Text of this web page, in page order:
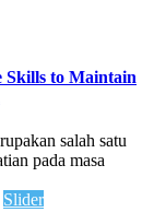
Skills to Maintain
salah satu
pada masa
Slider